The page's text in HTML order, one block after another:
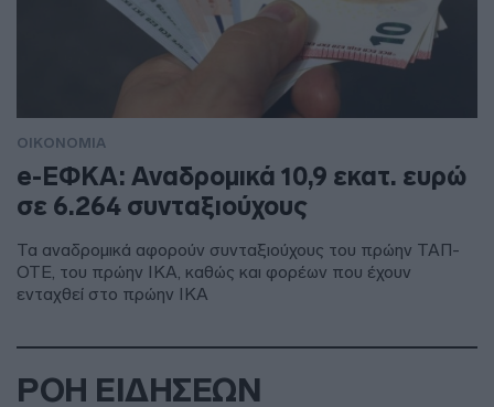
ΟΙΚΟΝΟΜΙΑ
e-ΕΦΚΑ: Αναδρομικά 10,9 εκατ. ευρώ
σε 6.264 συνταξιούχους
Τα αναδρομικά αφορούν συνταξιούχους του πρώην ΤΑΠ-
ΟΤΕ, του πρώην ΙΚΑ, καθώς και φορέων που έχουν
ενταχθεί στο πρώην ΙΚΑ
ΡΟΗ ΕΙΔΗΣΕΩΝ